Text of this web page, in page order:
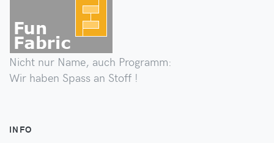
Nicht nur Name, auch Programm:
Wir haben Spass an Stoff !
INFO